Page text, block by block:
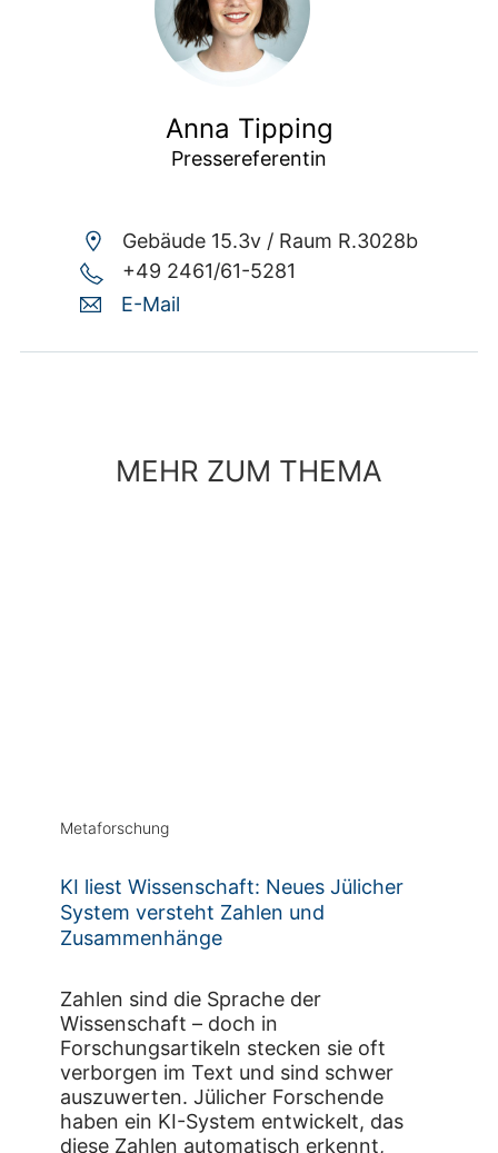
Anna Tipping
Pressereferentin
Gebäude 15.3v / Raum R.3028b
+49 2461/61-5281
E-Mail
MEHR ZUM THEMA
Metaforschung
KI liest Wissenschaft: Neues Jülicher
System versteht Zahlen und
Zusammenhänge
Zahlen sind die Sprache der
Wissenschaft – doch in
Forschungsartikeln stecken sie oft
verborgen im Text und sind schwer
auszuwerten. Jülicher Forschende
haben ein KI-System entwickelt, das
diese Zahlen automatisch erkennt,